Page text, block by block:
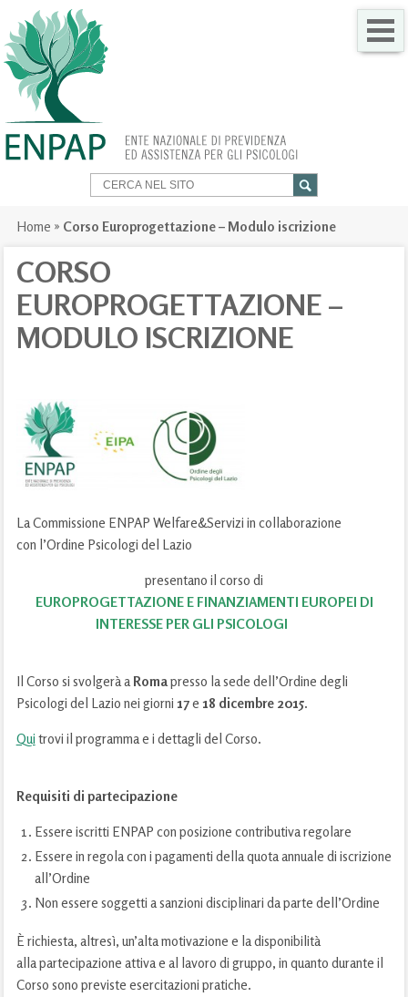
SERVIZI PER TE
TRASPARENZA
GARE
CONTATTI
Home » Corso Europrogettazione – Modulo iscrizione
CORSO
EUROPROGETTAZIONE –
MODULO ISCRIZIONE
La Commissione ENPAP Welfare&Servizi in collaborazione
con l’Ordine Psicologi del Lazio
presentano il corso di
EUROPROGETTAZIONE E FINANZIAMENTI EUROPEI DI
INTERESSE PER GLI PSICOLOGI
Il Corso si svolgerà aRomapresso la sede dell’Ordine degli
Psicologi del Lazio nei giorni 17e 18 dicembre 2015.
Qui trovi il programma e i dettagli del Corso.
Requisiti di partecipazione
Essere iscritti ENPAP con posizione contributiva regolare
Essere in regola con i pagamenti della quota annuale di iscrizione
all’Ordine
Non essere soggetti a sanzioni disciplinari da parte dell’Ordine
È richiesta, altresì, un’alta motivazione e la disponibilità
alla partecipazione attiva e al lavoro di gruppo, in quanto durante il
Corso sono previste esercitazioni pratiche.